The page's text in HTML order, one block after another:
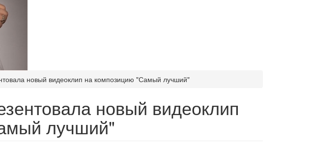
новый видеоклип на композицию "Самый лучший"
новый видеоклип
лучший"